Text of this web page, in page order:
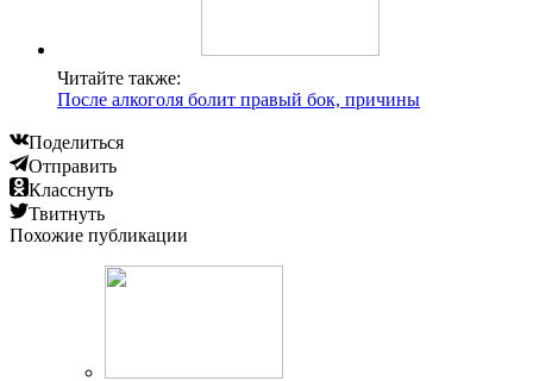
Читайте также:
После алкоголя болит правый бок, причины
Поделиться
Отправить
Класснуть
Твитнуть
Похожие публикации